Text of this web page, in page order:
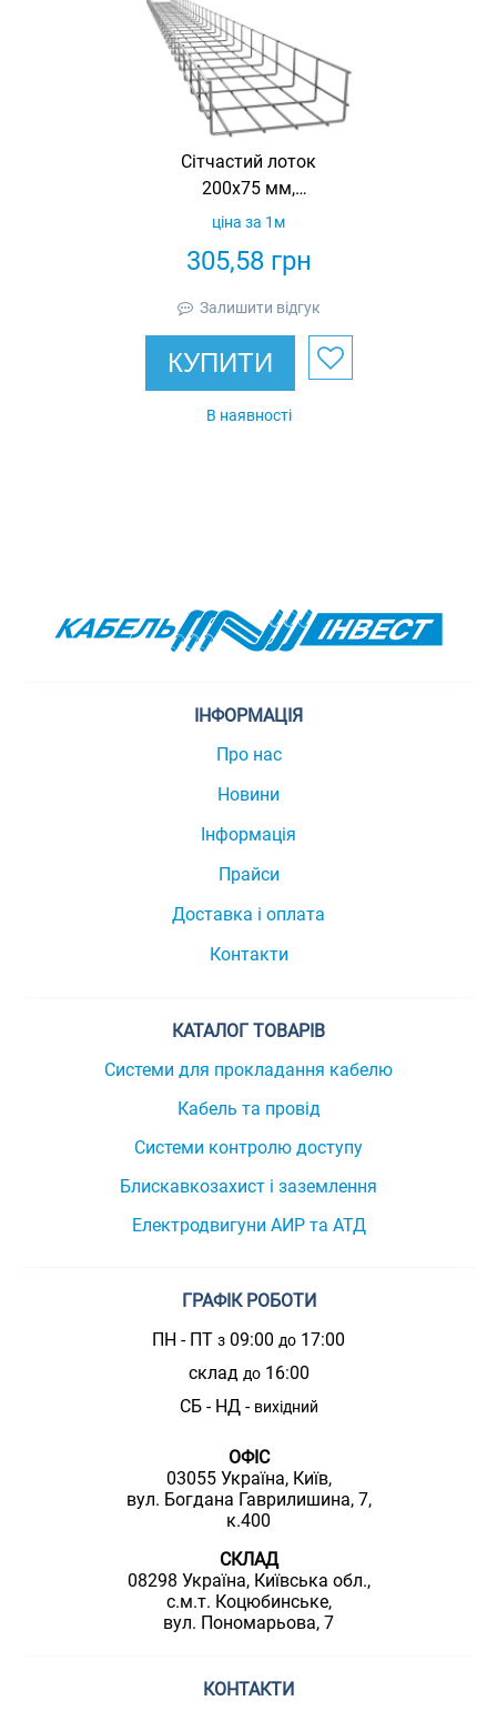
Сітчастий лоток
200х75 мм,
оцинкований,
305,58грн
ціна за 1м
Залишити відгук
КУПИТИ
В наявності
ІНФОРМАЦІЯ
Про нас
Новини
Інформація
Прайси
Доставка і оплата
Контакти
КАТАЛОГ ТОВАРІВ
Системи для прокладання кабелю
Кабель та провід
Системи контролю доступу
Блискавкозахист і заземлення
Електродвигуни АИР та АТД
ГРАФІК РОБОТИ
ПН - ПТ з 09:00 до 17:00
склад до16:00
СБ - НД - вихідний
ОФІС
03055 Україна, Київ,
вул. Богдана Гаврилишина, 7,
к.400
СКЛАД
08298 Україна, Київська обл.,
с.м.т. Коцюбинське,
вул. Пономарьова, 7
КОНТАКТИ